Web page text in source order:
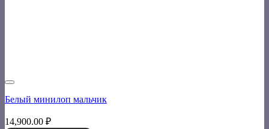
Белый минилоп мальчик
14,900.00 ₽